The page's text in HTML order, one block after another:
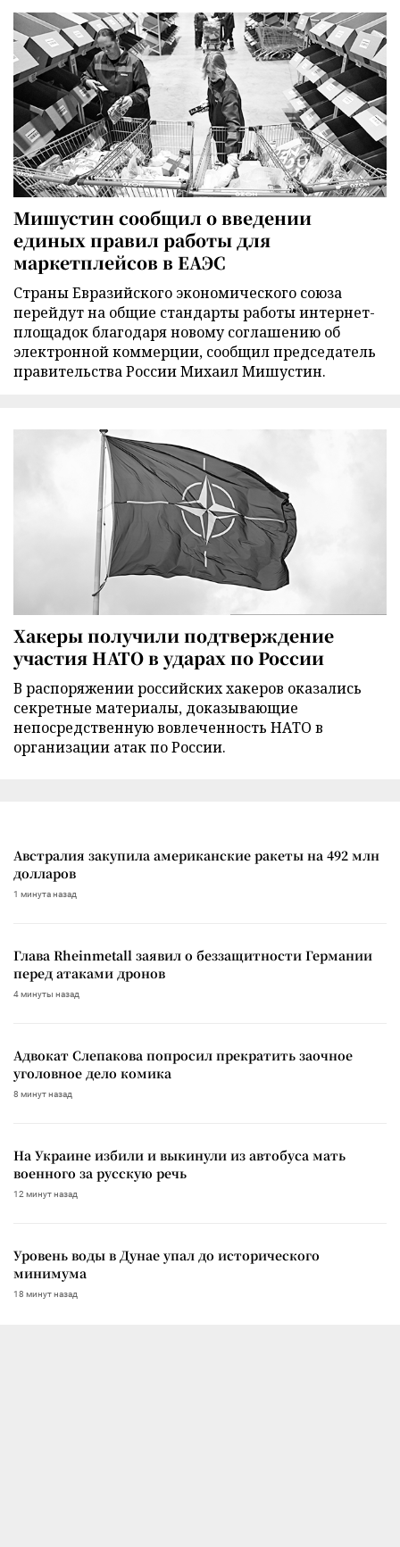
Мишустин сообщил о введении
единых правил работы для
маркетплейсов в ЕАЭС
Страны Евразийского экономического союза
перейдут на общие стандарты работы интернет-
площадок благодаря новому соглашению об
электронной коммерции, сообщил председатель
правительства России Михаил Мишустин.
Хакеры получили подтверждение
участия НАТО в ударах по России
В распоряжении российских хакеров оказались
секретные материалы, доказывающие
непосредственную вовлеченность НАТО в
организации атак по России.
Австралия закупила американские ракеты на 492 млн
долларов
1 минута назад
Глава Rheinmetall заявил о беззащитности Германии
перед атаками дронов
4 минуты назад
Адвокат Слепакова попросил прекратить заочное
уголовное дело комика
8 минут назад
На Украине избили и выкинули из автобуса мать
военного за русскую речь
12 минут назад
Уровень воды в Дунае упал до исторического
минимума
18 минут назад